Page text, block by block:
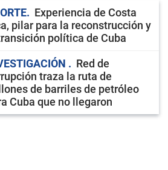
Experiencia de Costa
pilar para la reconstrucción y
política de Cuba
Red de
traza la ruta de
de barriles de petróleo
Cuba que no llegaron